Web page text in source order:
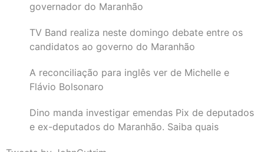
governador do Maranhão
TV Band realiza neste domingo debate entre os
candidatos ao governo do Maranhão
A reconciliação para inglês ver de Michelle e
Flávio Bolsonaro
Dino manda investigar emendas Pix de deputados
e ex-deputados do Maranhão. Saiba quais